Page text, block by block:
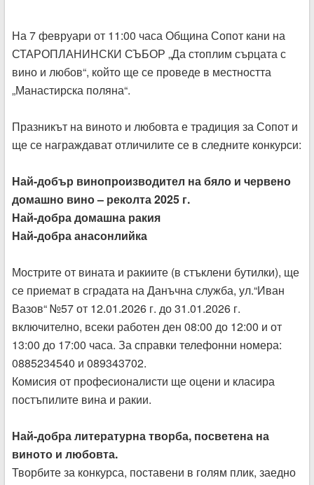
На 7 февруари от 11:00 часа Община Сопот кани на
СТАРОПЛАНИНСКИ СЪБОР „Да стоплим сърцата с
вино и любов“, който ще се проведе в местността
„Манастирска поляна“.
Празникът на виното и любовта е традиция за Сопот и
ще се награждават отличилите се в следните конкурси:
Най-добър винопроизводител на бяло и червено
домашно вино – реколта 2025 г.
Най-добра домашна ракия
Най-добра анасонлийка
Мострите от вината и ракиите (в стъклени бутилки), ще
се приемат в сградата на Данъчна служба, ул.“Иван
Вазов“ №57 от 12.01.2026 г. до 31.01.2026 г.
включително, всеки работен ден 08:00 до 12:00 и от
13:00 до 17:00 часа. За справки телефонни номера:
0885234540 и 089343702.
Комисия от професионалисти ще оцени и класира
постъпилите вина и ракии.
Най-добра литературна творба, посветена на
виното и любовта.
Творбите за конкурса, поставени в голям плик, заедно